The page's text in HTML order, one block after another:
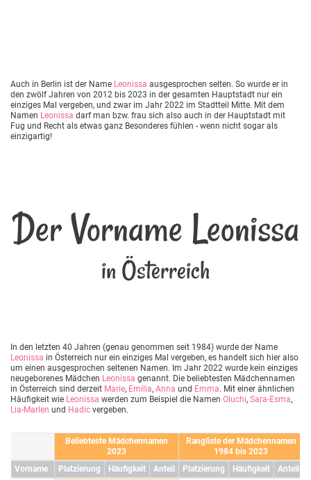
Auch in Berlin ist der Name Leonissa ausgesprochen selten. So wurde er in
den zwölf Jahren von 2012 bis 2023 in der gesamten Hauptstadt nur ein
einziges Mal vergeben, und zwar im Jahr 2022 im Stadtteil Mitte. Mit dem
Namen Leonissa darf man bzw. frau sich also auch in der Hauptstadt mit
Fug und Recht als etwas ganz Besonderes fühlen - wenn nicht sogar als
einzigartig!
Der Vorname Leonissa
in Österreich
In den letzten 40 Jahren (genau genommen seit 1984) wurde der Name
Leonissa in Österreich nur ein einziges Mal vergeben, es handelt sich hier also
um einen ausgesprochen seltenen Namen. Im Jahr 2022 wurde kein einziges
neugeborenes Mädchen Leonissa genannt. Die beliebtesten Mädchennamen
in Österreich sind derzeit Marie, Emilia, Anna und Emma. Mit einer ähnlichen
Häufigkeit wie Leonissa werden zum Beispiel die Namen Oluchi, Sara-Esma,
Lia-Marlen und Hadic vergeben.
Beliebteste Mädchennamen
2023
Rangliste der Mädchennamen
1984 bis 2023
Vorname
Platzierung Häufigkeit Anteil Platzierung Häufigkeit
Anteil